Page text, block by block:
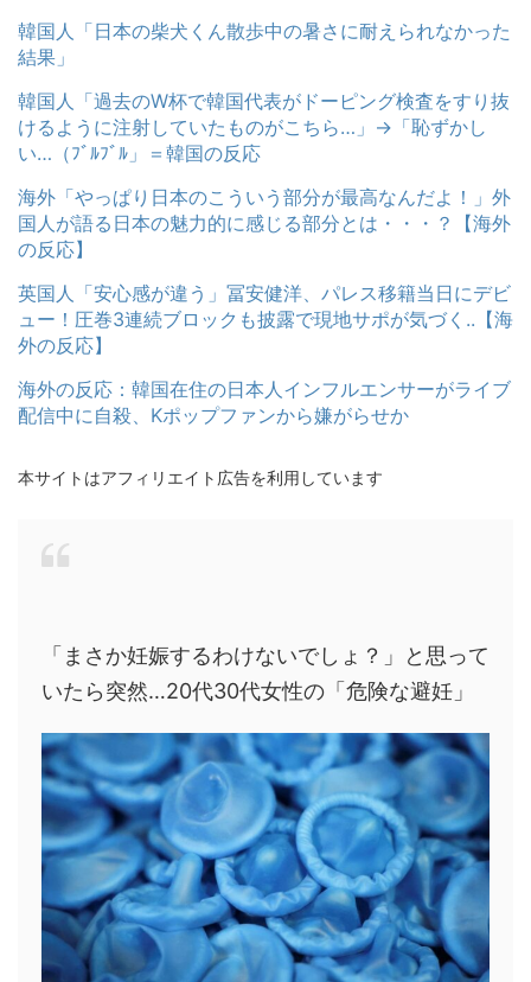
韓国人「日本の柴犬くん散歩中の暑さに耐えられなかった
結果」
韓国人「過去のW杯で韓国代表がドーピング検査をすり抜
けるように注射していたものがこちら…」→「恥ずかし
い…（ﾌﾞﾙﾌﾞﾙ」＝韓国の反応
海外「やっぱり日本のこういう部分が最高なんだよ！」外
国人が語る日本の魅力的に感じる部分とは・・・？【海外
の反応】
英国人「安心感が違う」冨安健洋、パレス移籍当日にデビ
ュー！圧巻3連続ブロックも披露で現地サポが気づく..【海
外の反応】
海外の反応：韓国在住の日本人インフルエンサーがライブ
配信中に自殺、Kポップファンから嫌がらせか
本サイトはアフィリエイト広告を利用しています
「まさか妊娠するわけないでしょ？」と思って
いたら突然…20代30代女性の「危険な避妊」